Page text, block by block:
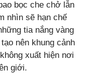
bọc che chở lẫn
nhìn sẽ hạn chế
tia nắng vàng
nên khung cảnh
xuất hiện nơi
giới.